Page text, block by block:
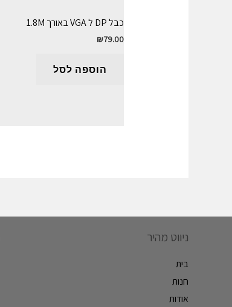
כבל DP ל VGA באורך 1.8M
₪79.00
הוספה לסל
ניווט מהיר
בית
חנות
אודות